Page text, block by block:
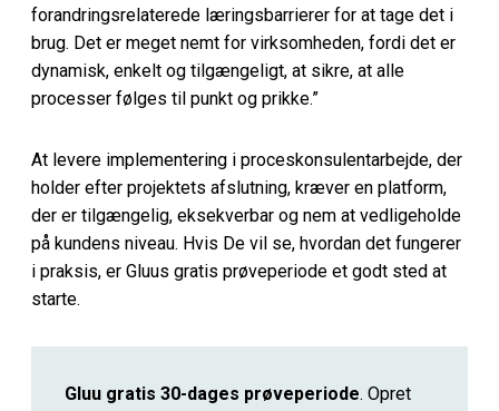
forandringsrelaterede læringsbarrierer for at tage det i
brug. Det er meget nemt for virksomheden, fordi det er
dynamisk, enkelt og tilgængeligt, at sikre, at alle
processer følges til punkt og prikke.”
At levere implementering i proceskonsulentarbejde, der
holder efter projektets afslutning, kræver en platform,
der er tilgængelig, eksekverbar og nem at vedligeholde
på kundens niveau. Hvis De vil se, hvordan det fungerer
i praksis, er Gluus gratis prøveperiode et godt sted at
starte.
Gluu gratis 30-dages prøveperiode. Opret